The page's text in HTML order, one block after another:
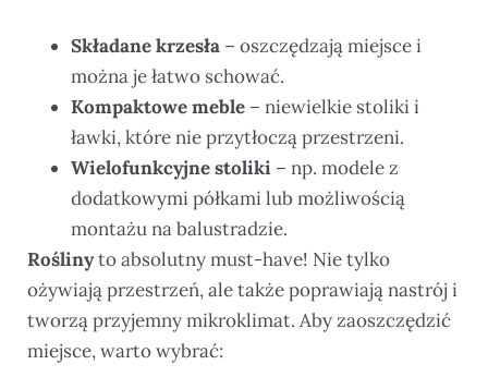
Składane krzesła – oszczędzają miejsce i
można je łatwo schować.
Kompaktowe meble – niewielkie stoliki i
ławki, które nie przytłoczą przestrzeni.
Wielofunkcyjne stoliki – np. modele z
dodatkowymi półkami lub możliwością
montażu na balustradzie.
Roślinyto absolutny must-have! Nie tylko
ożywiają przestrzeń, ale także poprawiają nastrój i
tworzą przyjemny mikroklimat. Aby zaoszczędzić
miejsce, warto wybrać: